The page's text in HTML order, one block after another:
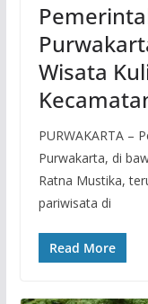
Wisata
PURWAKARTA –
Purwakarta, di
Ratna Mustika,
pariwisata di
Read More